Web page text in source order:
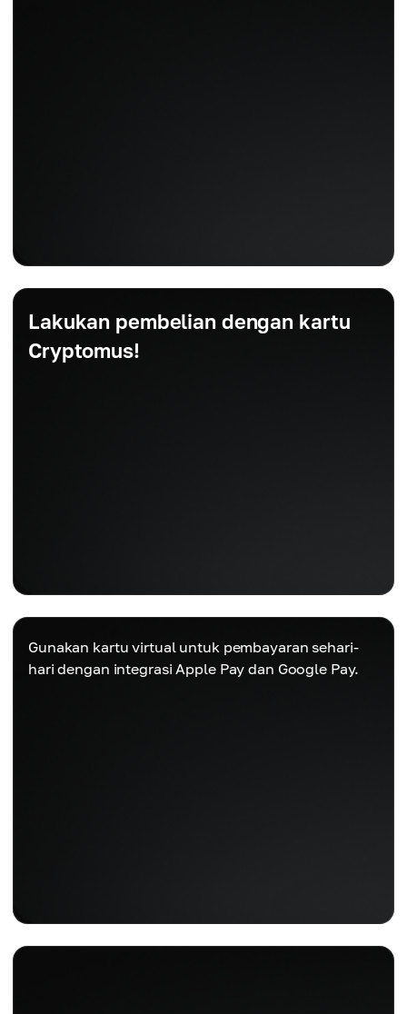
Lakukan pembelian dengan kartu
Cryptomus!
Gunakan kartu virtual untuk pembayaran sehari-
hari dengan integrasi Apple Pay dan Google Pay.